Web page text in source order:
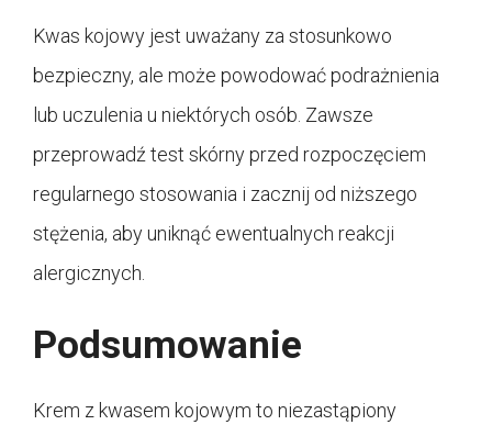
Kwas kojowy jest uważany za stosunkowo
bezpieczny, ale może powodować podrażnienia
lub uczulenia u niektórych osób. Zawsze
przeprowadź test skórny przed rozpoczęciem
regularnego stosowania i zacznij od niższego
stężenia, aby uniknąć ewentualnych reakcji
alergicznych.
Podsumowanie
Krem z kwasem kojowym to niezastąpiony